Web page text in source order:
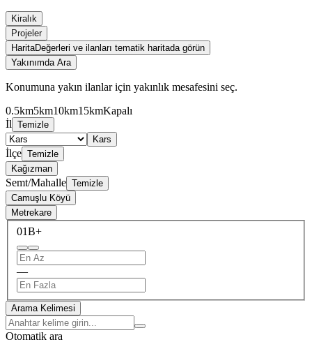
Kiralık
Projeler
HaritaDeğerleri ve ilanları tematik haritada görün
Yakınımda Ara
Konumuna yakın ilanlar için yakınlık mesafesini seç.
0.5km5km10km15kmKapalı
İl Temizle
Kars
İlçe Temizle
Kağızman
Semt/Mahalle Temizle
Camuşlu Köyü
Metrekare
01B+
—
Arama Kelimesi
Otomatik ara